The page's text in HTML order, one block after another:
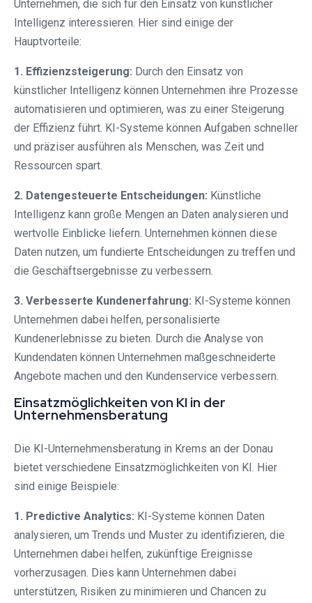
Unternehmen, die sich für den Einsatz von künstlicher
Intelligenz interessieren. Hier sind einige der
Hauptvorteile:
1. Effizienzsteigerung: Durch den Einsatz von
künstlicher Intelligenz können Unternehmen ihre Prozesse
automatisieren und optimieren, was zu einer Steigerung
der Effizienz führt. KI-Systeme können Aufgaben schneller
und präziser ausführen als Menschen, was Zeit und
Ressourcen spart.
2. Datengesteuerte Entscheidungen: Künstliche
Intelligenz kann große Mengen an Daten analysieren und
wertvolle Einblicke liefern. Unternehmen können diese
Daten nutzen, um fundierte Entscheidungen zu treffen und
die Geschäftsergebnisse zu verbessern.
3. Verbesserte Kundenerfahrung: KI-Systeme können
Unternehmen dabei helfen, personalisierte
Kundenerlebnisse zu bieten. Durch die Analyse von
Kundendaten können Unternehmen maßgeschneiderte
Angebote machen und den Kundenservice verbessern.
Einsatzmöglichkeiten von KI in der
Unternehmensberatung
Die KI-Unternehmensberatung in Krems an der Donau
bietet verschiedene Einsatzmöglichkeiten von KI. Hier
sind einige Beispiele:
1. Predictive Analytics: KI-Systeme können Daten
analysieren, um Trends und Muster zu identifizieren, die
Unternehmen dabei helfen, zukünftige Ereignisse
vorherzusagen. Dies kann Unternehmen dabei
unterstützen, Risiken zu minimieren und Chancen zu